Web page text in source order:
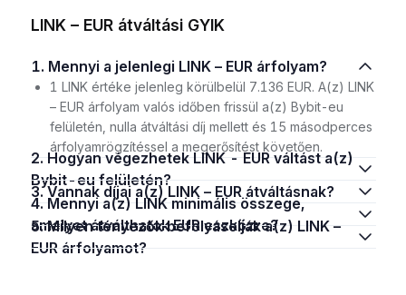
LINK – EUR átváltási GYIK
1. Mennyi a jelenlegi LINK – EUR árfolyam?
1 LINK értéke jelenleg körülbelül 7.136 EUR. A(z) LINK
– EUR árfolyam valós időben frissül a(z) Bybit-eu
felületén, nulla átváltási díj mellett és 15 másodperces
árfolyamrögzítéssel a megerősítést követően.
2. Hogyan végezhetek LINK - EUR váltást a(z)
Bybit-eu felületén?
3. Vannak díjai a(z) LINK – EUR átváltásnak?
4. Mennyi a(z) LINK minimális összege,
amelyet átválthatok EUR eszközre?
5. Milyen tényezők befolyásolják a(z) LINK –
EUR árfolyamot?